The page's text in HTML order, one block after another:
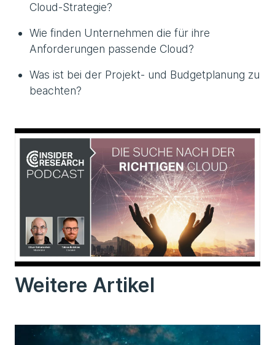
Cloud-Strategie?
Wie finden Unternehmen die für ihre
Anforderungen passende Cloud?
Was ist bei der Projekt- und Budgetplanung zu
beachten?
Weitere Artikel